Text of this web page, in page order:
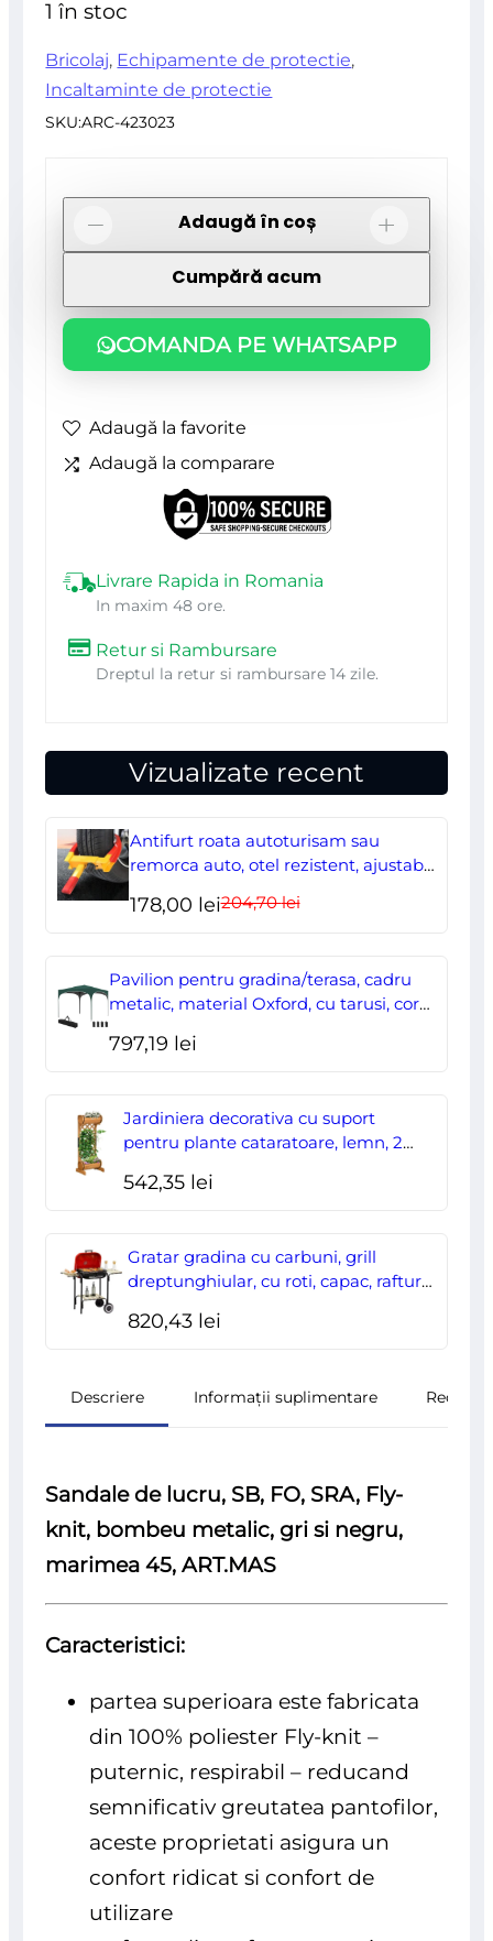
1 în stoc
Bricolaj, Echipamente de protectie,
Incaltaminte de protectie
SKU:ARC-423023
Livrare Rapida in Romania
In maxim 48 ore.
Retur si Rambursare
Dreptul la retur si rambursare 14 zile.
COMANDA PE WHATSAPP
Sandale
lucru,
SB,
SRA,
Fly-
metalic,
gri
si
negru,
ART.MAS
Adaugă în coș
Cumpără acum
Adaugă la favorite
Adaugă la comparare
Vizualizate recent
Antifurt roata autoturisam sau
remorca auto, otel rezistent, ajustabil,
204,70leiPrețul
a
fost:
178,00 lei
Prețul
este:
178,00 lei.
Pavilion pentru gradina/terasa, cadru
metalic, material Oxford, cu tarusi, corzi
2.95×2.95×2.55 m
797,19 lei
Jardiniera decorativa cu suport
pentru plante cataratoare, lemn, 2
542,35 lei
Gratar gradina cu carbuni, grill
dreptunghiular, cu roti, capac, rafturi,
820,43 lei
Descriere Informații suplimentare
Sandale de lucru, SB, FO, SRA, Fly-
knit, bombeu metalic, gri si negru,
marimea 45, ART.MAS
Caracteristici:
partea superioara este fabricata
din 100% poliester Fly-knit –
puternic, respirabil – reducand
semnificativ greutatea pantofilor,
aceste proprietati asigura un
confort ridicat si confort de
utilizare